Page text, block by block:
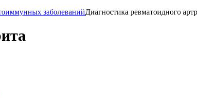
заболеванийДиагностика ревматоидного